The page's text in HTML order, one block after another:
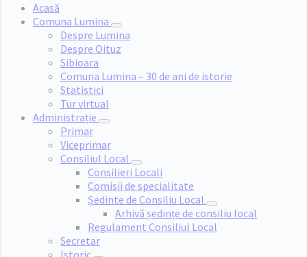
Acasă
Comuna Lumina
Despre Lumina
Despre Oituz
Sibioara
Comuna Lumina – 30 de ani de istorie
Statistici
Tur virtual
Administrație
Primar
Viceprimar
Consiliul Local
Consilieri Locali
Comisii de specialitate
Ședinte de Consiliu Local
Arhivă ședințe de consiliu local
Regulament Consiliul Local
Secretar